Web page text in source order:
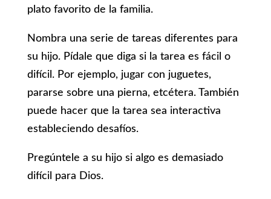
plato favorito de la familia.
Nombra una serie de tareas diferentes para
su hijo. Pídale que diga si la tarea es fácil o
difícil. Por ejemplo, jugar con juguetes,
pararse sobre una pierna, etcétera. También
puede hacer que la tarea sea interactiva
estableciendo desafíos.
Pregúntele a su hijo si algo es demasiado
difícil para Dios.